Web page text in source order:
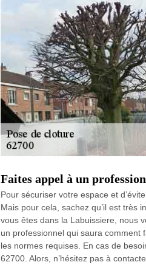
Faites appel à un
Pour sécuriser votre espace et
Mais pour cela, sachez qu’il est très
vous êtes dans la Labuissiere, nous
un professionnel qui saura comment
les normes requises. En cas de
62700. Alors, n’hésitez pas à